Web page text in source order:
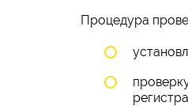
Процедура